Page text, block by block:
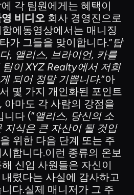
각 팀원에게는 혜택이
비디오 회사 경영진으로
에동영상에서는 매니징
가 그들을 맞이합니다.”탑
, 앨리스, 브라이언, 카를
이 XYZ Realty에서 저희
되어 정말 기쁩니다.“아
몇 가지 개인화된 포인트
아마도 각 사람의 강점을
니다 (”앨리스, 당신의 소
지식은 큰 자산이 될 것입
위한 다음 단계 또는 주
합니다.이런 종류의 온보
신입 사원들은 자신이
렸다는 사실에 감사하고
다.실제 매니저가 그 주